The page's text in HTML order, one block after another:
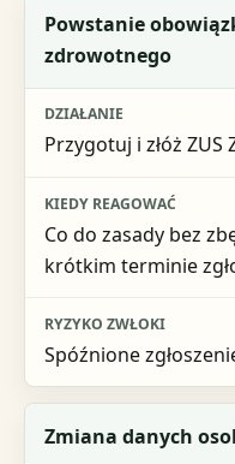
Zdarzenie
Kiedy reagować
Powstanie
zdrowotnego
Przygotuj i złóż ZUS
Co do zasady bez
krótkim terminie
Spóźnione
Zmiana danych